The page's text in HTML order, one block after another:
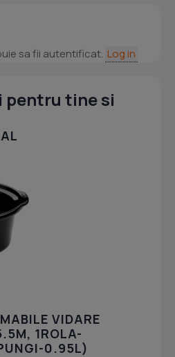
sa fii autentificat. Log in
pentru tine si
VIDARE
1ROLA-
0.95L)